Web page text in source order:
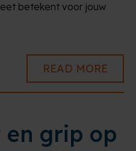
betekent voor jouw
READ MORE
en grip op